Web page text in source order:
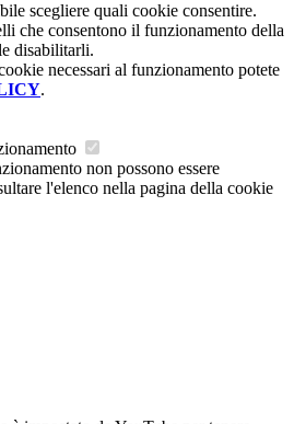
scegliere quali cookie consentire.
che consentono il funzionamento della
disabilitarli.
necessari al funzionamento potete
.
non possono essere
l'elenco nella pagina della cookie